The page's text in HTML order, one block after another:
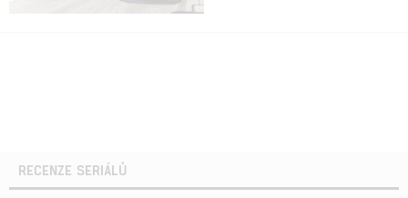
RECENZE SERIÁLŮ